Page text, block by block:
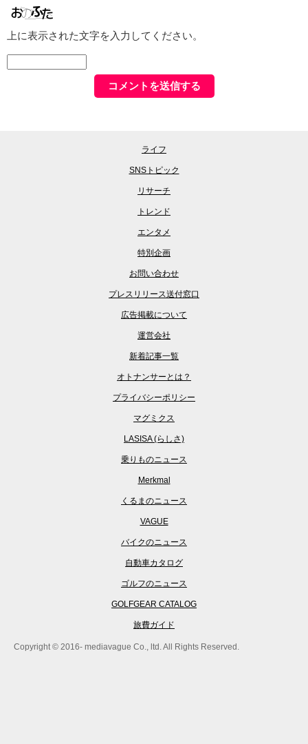
上に表示された文字を入力してください。
ライフ
SNSトピック
リサーチ
トレンド
エンタメ
特別企画
お問い合わせ
プレスリリース送付窓口
広告掲載について
運営会社
新着記事一覧
オトナンサーとは？
プライバシーポリシー
マグミクス
LASISA (らしさ)
乗りものニュース
Merkmal
くるまのニュース
VAGUE
バイクのニュース
自動車カタログ
ゴルフのニュース
GOLFGEAR CATALOG
旅費ガイド
Copyright © 2016- mediavague Co., ltd. All Rights Reserved.